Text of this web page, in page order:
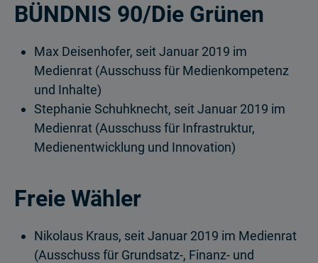
BÜNDNIS 90/Die Grünen
Max Deisenhofer, seit Januar 2019 im
Medienrat (Ausschuss für Medienkompetenz
und Inhalte)
Stephanie Schuhknecht, seit Januar 2019 im
Medienrat (Ausschuss für Infrastruktur,
Medienentwicklung und Innovation)
Freie Wähler
Nikolaus Kraus, seit Januar 2019 im Medienrat
(Ausschuss für Grundsatz-, Finanz- und